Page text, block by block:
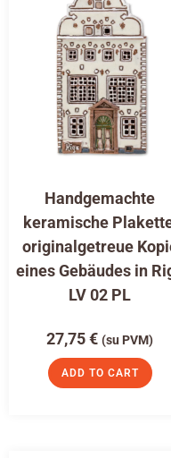
Handgemachte
keramische
originalgetreue
eines Gebäudes in
LV 02 PL
27,75€ (su PVM)
ADD TO CART